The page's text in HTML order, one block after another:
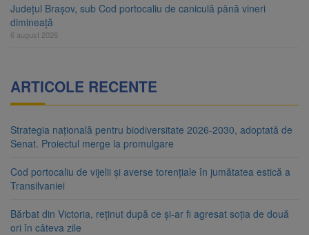
Județul Brașov, sub Cod portocaliu de caniculă până vineri
dimineață
6 august 2026
ARTICOLE RECENTE
Strategia națională pentru biodiversitate 2026-2030, adoptată de
Senat. Proiectul merge la promulgare
Cod portocaliu de vijelii și averse torențiale în jumătatea estică a
Transilvaniei
Bărbat din Victoria, reținut după ce și-ar fi agresat soția de două
ori în câteva zile